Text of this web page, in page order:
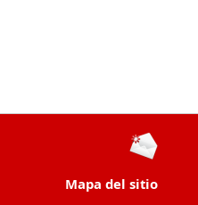
Mapa del sitio